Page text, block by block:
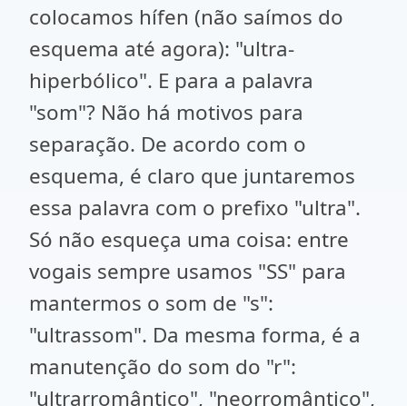
colocamos hífen (não saímos do
esquema até agora): "ultra-
hiperbólico". E para a palavra
"som"? Não há motivos para
separação. De acordo com o
esquema, é claro que juntaremos
essa palavra com o prefixo "ultra".
Só não esqueça uma coisa: entre
vogais sempre usamos "SS" para
mantermos o som de "s":
"ultrassom". Da mesma forma, é a
manutenção do som do "r":
"ultrarromântico", "neorromântico",